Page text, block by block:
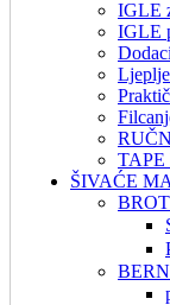
IGLE
IGLE
TAPE
ŠIVAĆE